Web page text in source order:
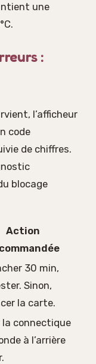
une
:
l’afficheur
code
de chiffres.
blocage
Action
30 min,
Sinon,
la carte.
la connectique
à l’arrière